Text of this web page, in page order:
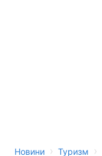
Новини › Туризм ›